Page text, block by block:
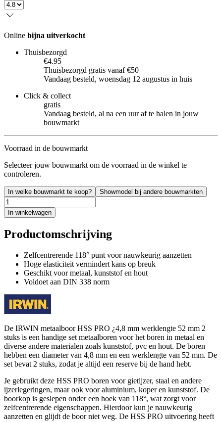
Online bijna uitverkocht
Thuisbezorgd
€4.95
Thuisbezorgd gratis vanaf €50
Vandaag besteld, woensdag 12 augustus in huis
Click & collect
gratis
Vandaag besteld, al na een uur af te halen in jouw
bouwmarkt
Voorraad in de bouwmarkt
Selecteer jouw bouwmarkt om de voorraad in de winkel te
controleren.
In welke bouwmarkt te koop? Showmodel bij andere bouwmarkten
In winkelwagen
Productomschrijving
Zelfcentrerende 118° punt voor nauwkeurig aanzetten
Hoge elasticiteit vermindert kans op breuk
Geschikt voor metaal, kunststof en hout
Voldoet aan DIN 338 norm
De IRWIN metaalboor HSS PRO ¿4,8 mm werklengte 52 mm 2
stuks is een handige set metaalboren voor het boren in metaal en
diverse andere materialen zoals kunststof, pvc en hout. De boren
hebben een diameter van 4,8 mm en een werklengte van 52 mm. De
set bevat 2 stuks, zodat je altijd een reserve bij de hand hebt.
Je gebruikt deze HSS PRO boren voor gietijzer, staal en andere
ijzerlegeringen, maar ook voor aluminium, koper en kunststof. De
boorkop is geslepen onder een hoek van 118°, wat zorgt voor
zelfcentrerende eigenschappen. Hierdoor kun je nauwkeurig
aanzetten en glijdt de boor niet weg. De HSS PRO uitvoering heeft